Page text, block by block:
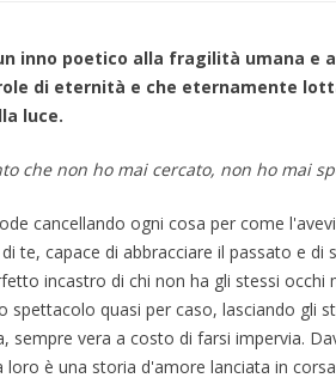
inno poetico alla fragilità umana e
di eternità e che eternamente
luce.
che non ho mai cercato, non ho mai
cancellando ogni cosa per come
te, capace di abbracciare il passato e di
incastro di chi non ha gli stessi
spettacolo quasi per caso, lasciando gli
sempre vera a costo di farsi impervia.
è una storia d'amore lanciata in